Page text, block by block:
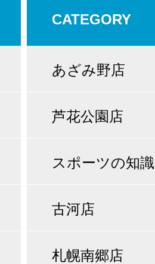
CATEGORY
あざみ野店
芦花公園店
スポーツの知識
古河店
札幌南郷店